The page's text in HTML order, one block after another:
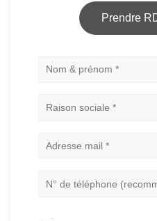
Prendre
Nom